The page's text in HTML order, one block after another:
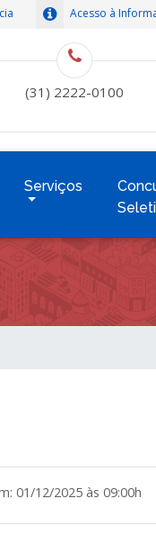
Acesso à
(31) 2222-0100
Serviços
01/12/2025 às 09:00h